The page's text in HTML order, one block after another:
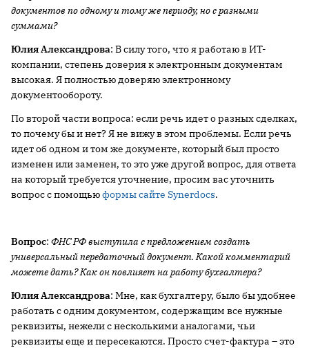
документов по одному и тому же периоду, но с разными
суммами?
Юлия Александрова: В силу того, что я работаю в ИТ-
компании, степень доверия к электронным документам
высокая. Я полностью доверяю электронному
документообороту.
По второй части вопроса: если речь идет о разных сделках,
то почему бы и нет? Я не вижу в этом проблемы. Если речь
идет об одном и том же документе, который был просто
изменен или заменен, то это уже другой вопрос, для ответа
на который требуется уточнение, просим вас уточнить
вопрос с помощьюформы сайте Synerdocs.
Вопрос: ФНС РФ выступила с предложением создать
универсальный передаточный документ. Какой комментарий
можете дать? Как он повлияет на работу бухгалтера?
Юлия Александрова: Мне, как бухгалтеру, было бы удобнее
работать с одним документом, содержащим все нужные
реквизиты, нежели с несколькими аналогами, чьи
реквизиты еще и пересекаются. Просто счет-фактура – это